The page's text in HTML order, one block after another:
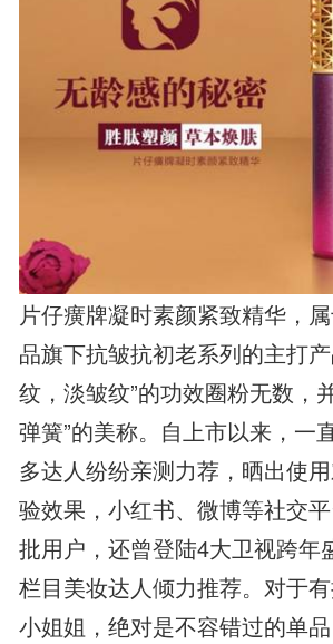
片仔癀牌凝时素颜紧致精华，
品旗下抗皱抗初老系列的主打
纹，淡皱纹”的功效圈粉无数，
弹簧”的美称。自上市以来，一
多达人纷纷亲测力荐，晒出使
验效果，小红书、微博等社交
批用户，还曾登陆4大卫视跨年
栏目美妆达人倾力推荐。对于
小姐姐，绝对是不容错过的单品